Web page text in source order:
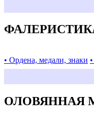
• Ордена, медали, знаки
ОЛОВЯННАЯ